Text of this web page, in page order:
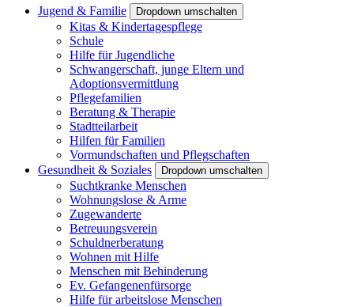
Jugend & Familie Dropdown umschalten
Kitas & Kindertagespflege
Schule
Hilfe für Jugendliche
Schwangerschaft, junge Eltern und
Adoptionsvermittlung
Pflegefamilien
Beratung & Therapie
Stadtteilarbeit
Hilfen für Familien
Vormundschaften und Pflegschaften
Gesundheit & Soziales
Dropdown umschalten
Suchtkranke Menschen
Wohnungslose & Arme
Zugewanderte
Betreuungsverein
Schuldnerberatung
Wohnen mit Hilfe
Menschen mit Behinderung
Ev. Gefangenenfürsorge
Hilfe für arbeitslose Menschen